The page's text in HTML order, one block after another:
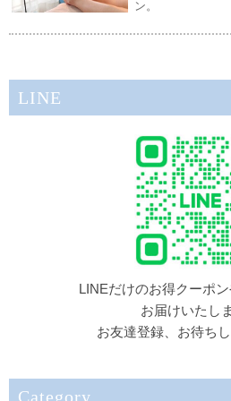
ン。
LINE
LINEだけのお得クーポ
お届けいたし
お友達登録、お待ち
Category